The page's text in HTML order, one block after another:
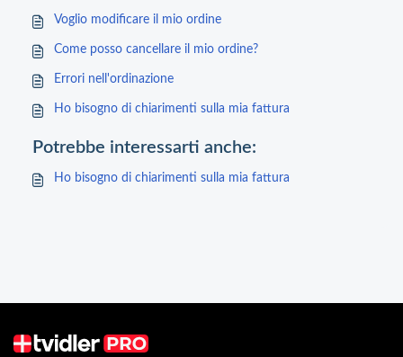
Voglio modificare il mio ordine
Come posso cancellare il mio ordine?
Errori nell'ordinazione
Ho bisogno di chiarimenti sulla mia fattura
Potrebbe interessarti anche:
Ho bisogno di chiarimenti sulla mia fattura